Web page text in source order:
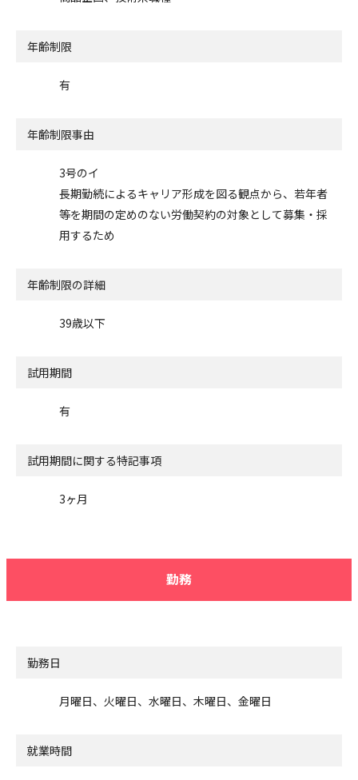
年齢制限
有
年齢制限事由
3号のイ
長期勤続によるキャリア形成を図る観点から、若年者
等を期間の定めのない労働契約の対象として募集・採
用するため
年齢制限の詳細
39歳以下
試用期間
有
試用期間に関する特記事項
3ヶ月
勤務
勤務日
月曜日、火曜日、水曜日、木曜日、金曜日
就業時間